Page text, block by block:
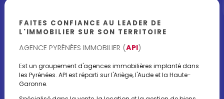
FAITES CONFIANCE AU LEADER DE
L'IMMOBILIER SUR SON TERRITOIRE
AGENCE PYRÉNÉES IMMOBILIER (API)
Est un groupement d'agences immobilières implanté dans
les Pyrénées. API est réparti sur l'Ariège, l'Aude et la Haute-
Garonne.